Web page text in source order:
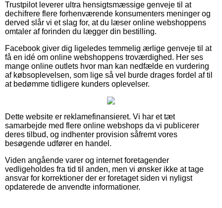
Trustpilot leverer ultra hensigtsmæssige genveje til at
dechifrere flere forhenværende konsumenters meninger og
derved slår vi et slag for, at du læser online webshoppens
omtaler af forinden du lægger din bestilling.
Facebook giver dig ligeledes temmelig ærlige genveje til at
få en idé om online webshoppens troværdighed. Her ses
mange online outlets hvor man kan nedfælde en vurdering
af købsoplevelsen, som lige så vel burde drages fordel af til
at bedømme tidligere kunders oplevelser.
Dette website er reklamefinansieret. Vi har et tæt
samarbejde med flere online webshops da vi publicerer
deres tilbud, og indhenter provision såfremt vores
besøgende udfører en handel.
Viden angående varer og internet foretagender
vedligeholdes fra tid til anden, men vi ønsker ikke at tage
ansvar for korrektioner der er foretaget siden vi nyligst
opdaterede de anvendte informationer.